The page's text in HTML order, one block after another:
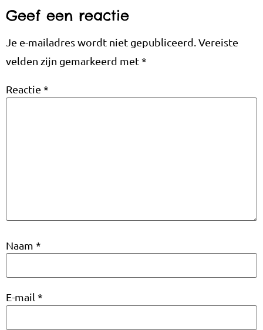
Geef een reactie
Je e-mailadres wordt niet gepubliceerd. Vereiste
velden zijn gemarkeerd met*
Reactie *
Naam *
E-mail *